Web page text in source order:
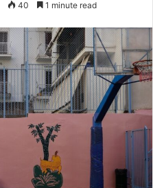
40 1 minute read